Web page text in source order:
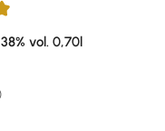
5 von 5 Sternen
vol. 0,70l